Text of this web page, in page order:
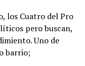
los Cuatro del Pro
pero buscan,
Uno de
barrio;